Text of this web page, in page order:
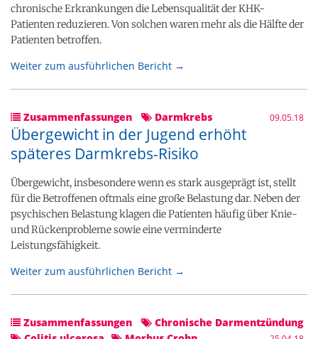
chronische Erkrankungen die Lebensqualität der KHK-
Patienten reduzieren. Von solchen waren mehr als die Hälfte der
Patienten betroffen.
Weiter zum ausführlichen Bericht →
Zusammenfassungen Darmkrebs 09.05.18
Übergewicht in der Jugend erhöht
späteres Darmkrebs-Risiko
Übergewicht, insbesondere wenn es stark ausgeprägt ist, stellt
für die Betroffenen oftmals eine große Belastung dar. Neben der
psychischen Belastung klagen die Patienten häufig über Knie-
und Rückenprobleme sowie eine verminderte
Leistungsfähigkeit.
Weiter zum ausführlichen Bericht →
Zusammenfassungen
Chronische Darmentzündung